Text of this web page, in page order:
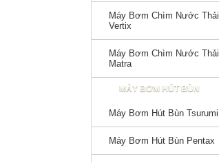
Máy Bơm Chìm Nước Thải
Vertix
Máy Bơm Chìm Nước Thải
Matra
MÁY BƠM HÚT BÙN
Máy Bơm Hút Bùn Tsurumi
Máy Bơm Hút Bùn Pentax